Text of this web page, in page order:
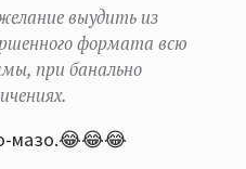
выудить из
формата всю
при банально
мазо.😂😂😂